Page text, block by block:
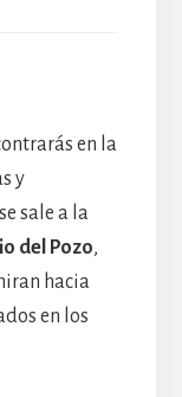
en la
y
sale a la
del Pozo,
hacia
en los